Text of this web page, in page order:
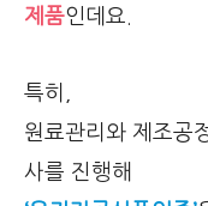
제품인데요.
특히,
원료관리와 제조공
사를 진행해